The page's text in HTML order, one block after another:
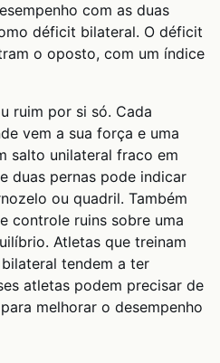
com as duas
déficit bilateral. O déficit
o oposto, com um índice
ruim por si só. Cada
vem a sua força e uma
salto unilateral fraco em
duas pernas pode indicar
ou quadril. Também
controle ruins sobre uma
Atletas que treinam
tendem a ter
atletas podem precisar de
melhorar o desempenho